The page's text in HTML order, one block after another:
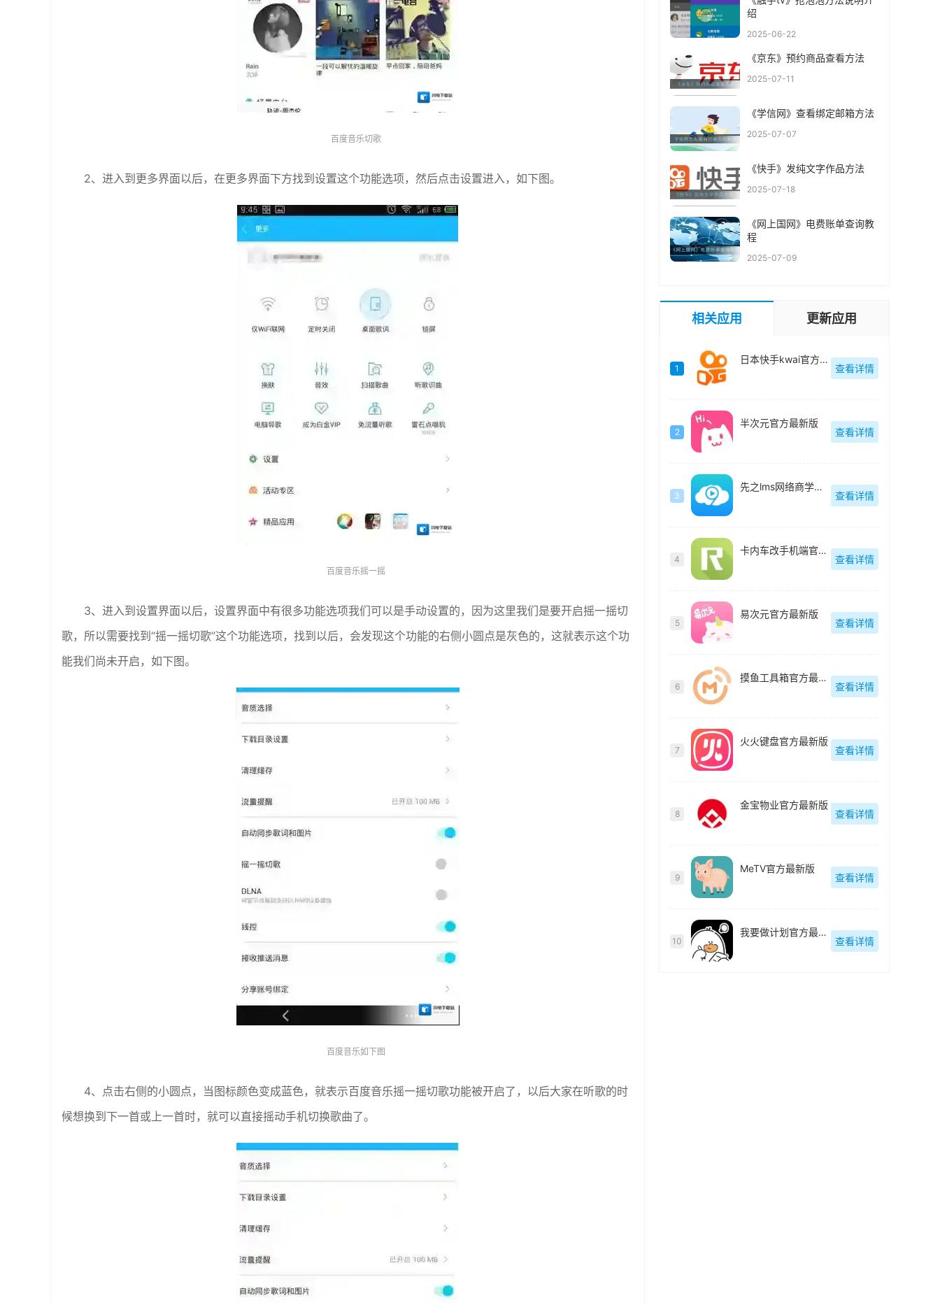
百度音乐切歌
2、进入到更多界面以后，在更多界面下方找到设置这个功能选项，然后点击设置进入，如下图。
百度音乐摇一摇
3、进入到设置界面以后，设置界面中有很多功能选项我们可以是手动设置的，因为这里我们是要开启摇一摇切
歌，所以需要找到“摇一摇切歌”这个功能选项，找到以后，会发现这个功能的右侧小圆点是灰色的，这就表示这个功
能我们尚未开启，如下图。
百度音乐如下图
4、点击右侧的小圆点，当图标颜色变成蓝色，就表示百度音乐摇一摇切歌功能被开启了，以后大家在听歌的时
候想换到下一首或上一首时，就可以直接摇动手机切换歌曲了。
绍
2025-06-22
《京东》预约商品查看方法
2025-07-11
《学信网》查看绑定邮箱方法
2025-07-07
《快手》发纯文字作品方法
2025-07-18
《网上国网》电费账单查询教
程
2025-07-09
相关应用 更新应用
1
日本快手kwai官方最新版
查看详情
2
半次元官方最新版
查看详情
3
先之lms网络商学院最新版
查看详情
4
卡内车改手机端官方最新版
查看详情
5
易次元官方最新版
查看详情
6
摸鱼工具箱官方最新版
查看详情
7
火火键盘官方最新版
查看详情
8
金宝物业官方最新版
查看详情
9
MeTV官方最新版
查看详情
10
我要做计划官方最新版
查看详情